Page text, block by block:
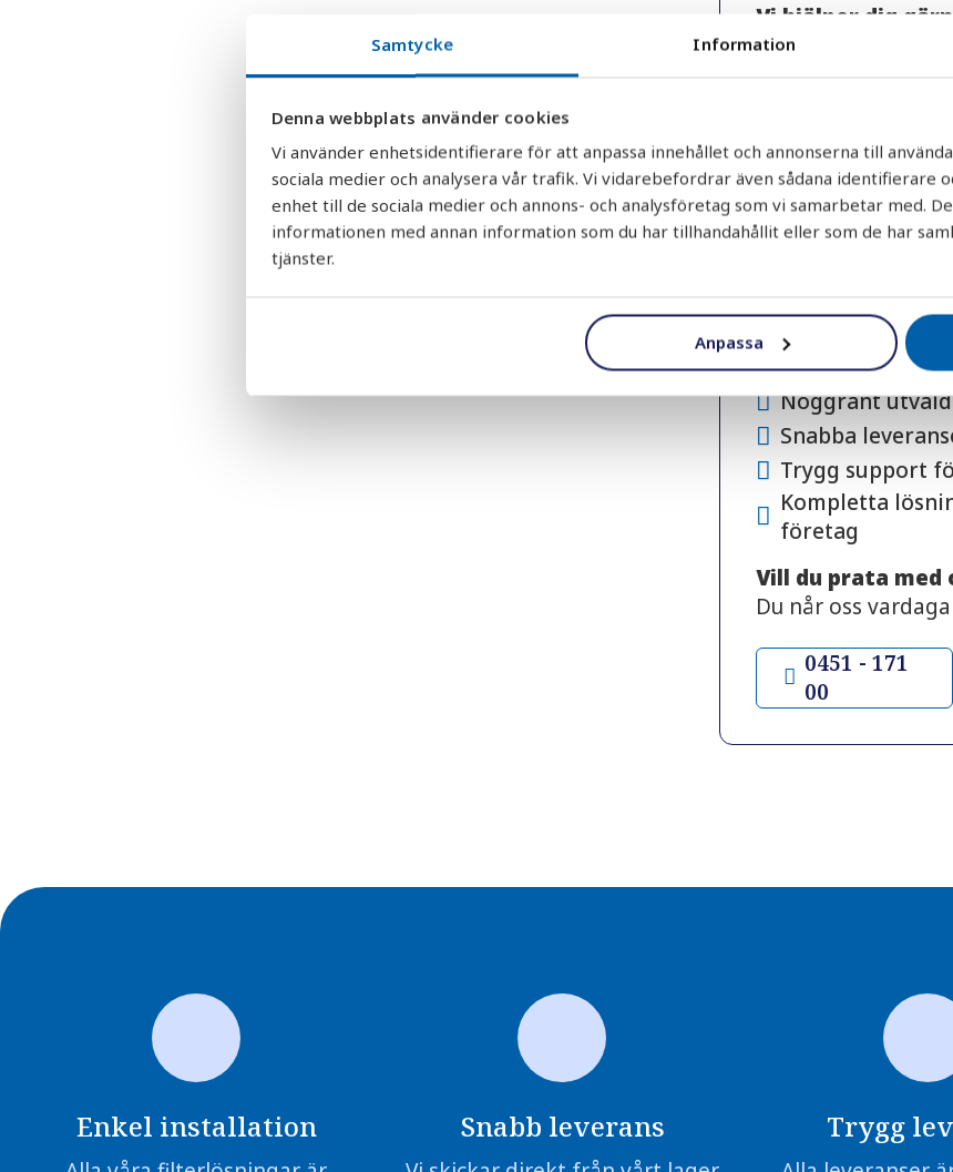
Samtycke Information
Denna webbplats använder cookies
Vi använder enhetsidentifierare för att anpassa innehållet och annonserna till
sociala medier och analysera vår trafik. Vi vidarebefordrar även sådana identifierare
enhet till de sociala medier och annons- och analysföretag som vi samarbetar med.
informationen med annan information som du har tillhandahållit eller som de har
tjänster.
Anpassa
Vi hjälper dig
Reservdelar
Leverans- och
Nya
Över 30 års
tillbehör
Personlig
Noggrant
Snabba
Trygg support
Kompletta
företag
Vill du prata med
Du når oss
0451 - 171
00
Enkel installation Snabb leverans Trygg